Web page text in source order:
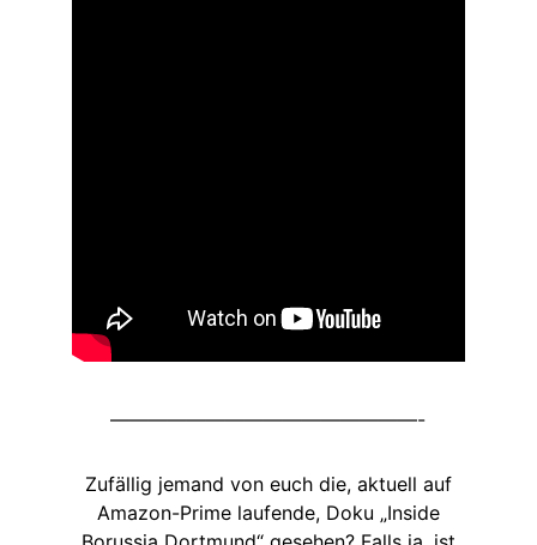
————————————————-
Zufällig jemand von euch die, aktuell auf
Amazon-Prime laufende, Doku „Inside